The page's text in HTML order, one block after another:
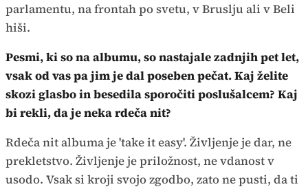
parlamentu, na frontah po svetu, v Bruslju ali v Beli
hiši.
Pesmi, ki so na albumu, so nastajale zadnjih pet let,
vsak od vas pa jim je dal poseben pečat. Kaj želite
skozi glasbo in besedila sporočiti poslušalcem? Kaj
bi rekli, da je neka rdeča nit?
Rdeča nit albuma je 'take it easy'. Življenje je dar, ne
prekletstvo. Življenje je priložnost, ne vdanost v
usodo. Vsak si kroji svojo zgodbo, zato ne pusti, da ti